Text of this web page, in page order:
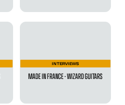
INTERVIEWS
MADE IN FRANCE - WIZARD GUITARS